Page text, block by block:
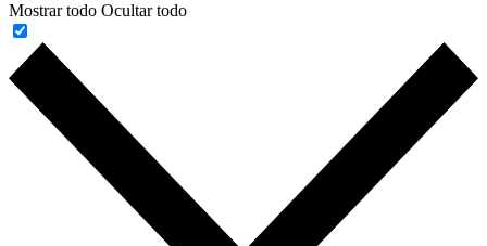
Mostrar todo Ocultar todo